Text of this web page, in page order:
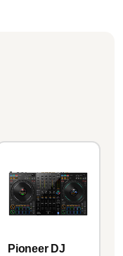
Pioneer DJ